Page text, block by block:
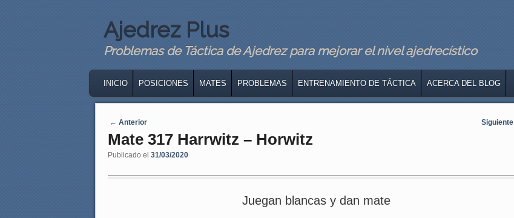
Ajedrez Plus
Problemas de Táctica de Ajedrez para mejorar el nivel ajedrecístico
SKIP TO PRIMARY CONTENT
SKIP TO SECONDARY CONTENT
INICIO POSICIONES MATES PROBLEMAS ENTRENAMIENTO DE TÁCTICA ACERCA DEL BLOG
Navegaci�n de entradas
← Anterior Siguiente
Mate 317 Harrwitz – Horwitz
Publicado el 31/03/2020
Juegan blancas y dan mate